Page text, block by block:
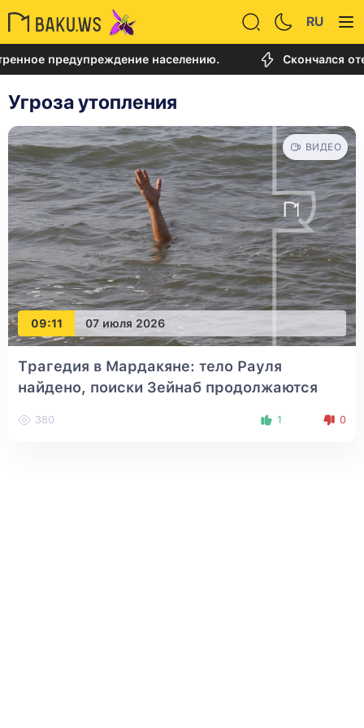
RU
предупреждение населению. Скончался
Угроза утопления
09:11 07 июля 2026
ВИДЕО
Трагедия в Мардакяне: тело Рауля
найдено, поиски Зейнаб продолжаются
380 1 0